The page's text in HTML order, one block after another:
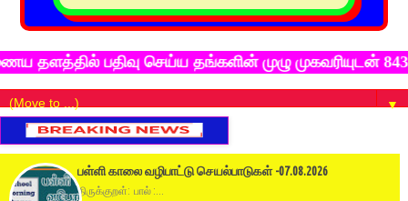
பதிவு செய்ய தங்களின் முழு முகவரியுடன் 8438
▼
பள்ளி காலை வழிபாட்டு செயல்பாடுகள் -07.08.2026
திருக்குறள்: பால் :...